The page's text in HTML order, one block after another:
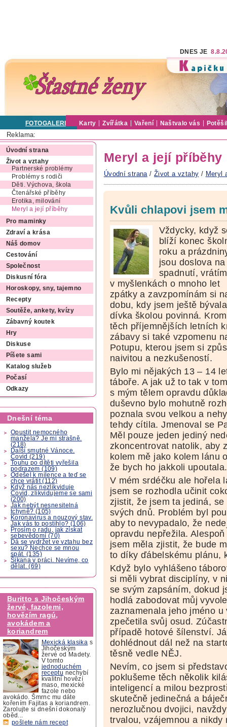
DNES JE
FOTOGALERIE Karty Zvířátka Vaření Naštvalo vás
Reklama:
Úvodní strana
Život a vztahy
Partnerské problémy
Problémy s rodiči
Děti. Výchova, škola
Čtenářské příběhy
Erotika, milování
Meryl a její příběhy
Pro maminky
Zdraví a krása
Náš domov
Cestování
Společnost
Diskusní fóra
Horoskopy, sny, tajemno
Recepty
Soutěže, ankety, kvízy
Zábavný koutek
Hry
Diskuse
Píšete sami
Katalog služeb
Počasí
Odkazy
Dnešní téma
Opustit nemocného
manžela? Je mi strašně.
(218)
Další smutné Vánoce.
Covid (219)
Touhu po dítěti vyřešila
podrazem (109)
Odešel k milence a teď se
chce vrátit (112)
Když nás nezlikviduje
Covid, zlikvidujeme se sami
(200)
Jak nebýt nesnesitelná
tchyně? (105)
Koronavirus a nouzový stav.
Jak vás to postihlo? (106)
Prosím o radu, jak získat
sebevědomí (70)
Dá se vydržet ve vztahu bez
sexu? Nechce se mnou
spát. (135)
Šikana v práci. Nevíme, co
dělat. (69)
Buritto s Jihočeským
žervé, fazolemi,
hovězím ragú,
avokádem a
koriandrem
Mexická klasika s
Jihočeským
žervé od Madety.
V tomto
jednoduchém
receptu nechybí
kvalitní hovězí
maso, mexické
fazole nebo
avokádo. Šmrnc mu dáte
kořením Fajitas a koriandrem.
Zarolujte si dnešní dokonalý
oběd...
pošlete nám recept
Meryl a její příběhy
Úvodní strana / Život a vztahy / Meryl
Kvůli chlapovi jsem
Vždycky, když
blíží konec
roku a
jsou doslova na
spadnutí,
v myšlenkách o mnoho let
zpátky a zavzpomínám si
dobu, kdy jsem ještě bývala
dívka školou povinná.
těch příjemnějších letních
zábavy si také vzpomenu
Potupu, kterou jsem si
naivitou a nezkušeností.
Bylo mi nějakých 13 – 14
táboře. A jak už to tak v
s mým tělem opravdu
duševno bylo mohutně
poznala svou velkou a
tehdy cítila. Jmenoval se
Měl pouze jeden jediný
zkoncentrovat natolik, aby
kolem mě jako kolem lánu
že bych ho jakkoli upoutala.
V mém srdéčku ale hořela
jsem se rozhodla učinit
zjistit, že jsem ta jediná,
svých dnů. Problém byl
aby to nevypadalo, že
opravdu nepřežila.
jsem měla zjistit, že bude
to díky ďábelskému plánu,
Když bylo vyhlášeno
si měli vybrat disciplíny, v
se svým zapsáním, dokud
hodlá zabodovat můj
zaznamenala jeho jméno
zpečetila svůj osud.
případě hotové šílenství.
dohlédnout dál než na
těsně vedle NĚJ.
Nevím, co jsem si
poklušeme těch několik
inteligencí a milou
skutečně jedinečná a
nerozlučnou dvojici,
trvalou, vzájemnou a nikdy